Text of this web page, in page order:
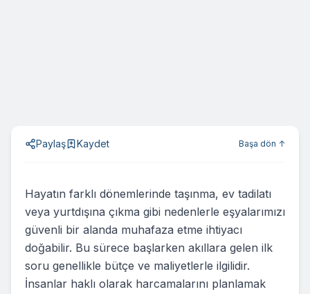
Paylaş Kaydet Başa dön ↑
Hayatın farklı dönemlerinde taşınma, ev tadilatı
veya yurtdışına çıkma gibi nedenlerle eşyalarımızı
güvenli bir alanda muhafaza etme ihtiyacı
doğabilir. Bu sürece başlarken akıllara gelen ilk
soru genellikle bütçe ve maliyetlerle ilgilidir.
İnsanlar haklı olarak harcamalarını planlamak